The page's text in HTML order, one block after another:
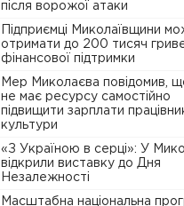
після ворожої атаки
Підприємці Миколаївщини
отримати до 200 тисяч
фінансової підтримки
Мер Миколаєва повідомив,
не має ресурсу самостійно
підвищити зарплати
культури
«З Україною в серці»: У
відкрили виставку до Дня
Незалежності
Масштабна національна